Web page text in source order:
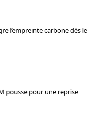
l’empreinte carbone dès le
pousse pour une reprise